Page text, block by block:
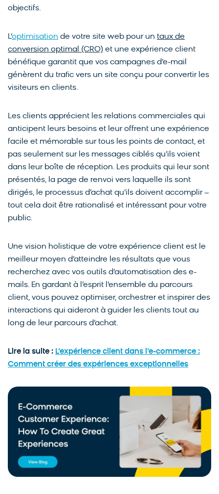
objectifs.
L’optimisation de votre site web pour un taux de
conversion optimal (CRO) et une expérience client
bénéfique garantit que vos campagnes d’e-mail
génèrent du trafic vers un site conçu pour convertir les
visiteurs en clients.
Les clients apprécient les relations commerciales qui
anticipent leurs besoins et leur offrent une expérience
facile et mémorable sur tous les points de contact, et
pas seulement sur les messages ciblés qu’ils voient
dans leur boîte de réception. Les produits qui leur sont
présentés, la page de renvoi vers laquelle ils sont
dirigés, le processus d’achat qu’ils doivent accomplir –
tout cela doit être rationalisé et intéressant pour votre
public.
Une vision holistique de votre expérience client est le
meilleur moyen d’atteindre les résultats que vous
recherchez avec vos outils d’automatisation des e-
mails. En gardant à l’esprit l’ensemble du parcours
client, vous pouvez optimiser, orchestrer et inspirer des
interactions qui aideront à guider les clients tout au
long de leur parcours d’achat.
Lire la suite : L’expérience client dans l’e-commerce :
Comment créer des expériences exceptionnelles